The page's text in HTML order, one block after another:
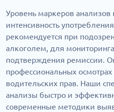
Уровень маркеров анализов
интенсивность
рекомендуется при
алкоголем, для
подтверждения ремиссии.
профессиональных
водительских прав. Наши
анализы быстро и
современные методики